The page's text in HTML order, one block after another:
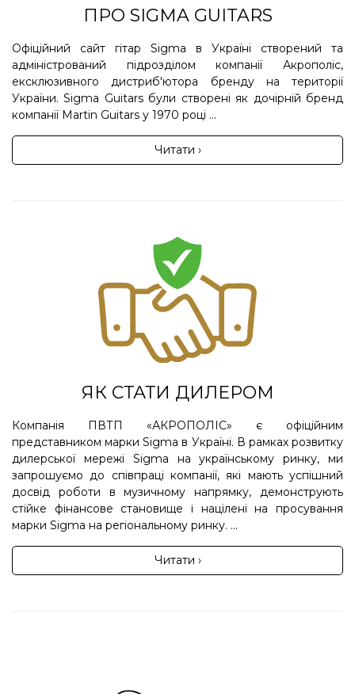
ПРО SIGMA GUITARS
Офіційний сайт гітар Sigma в Україні створений та
адміністрований підрозділом компанії Акрополіс,
ексклюзивного дистриб'ютора бренду на території
України. Sigma Guitars були створені як дочірній бренд
компанії Martin Guitars у 1970 році ...
Читати ›
ЯК СТАТИ ДИЛЕРОМ
Компанія ПВТП «АКРОПОЛІС» є офіційним
представником марки Sigma в Україні. В рамках розвитку
дилерської мережі Sigma на українському ринку, ми
запрошуємо до співпраці компанії, які мають успішний
досвід роботи в музичному напрямку, демонструють
стійке фінансове становище і націлені на просування
марки Sigma на регіональному ринку. ...
Читати ›